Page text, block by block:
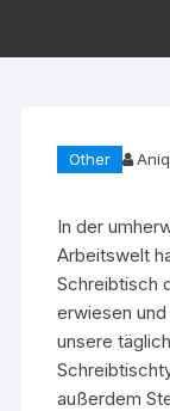
Other Aniq
In der
Arbeitswelt
Schreibtisch
erwiesen
unsere
außerdem